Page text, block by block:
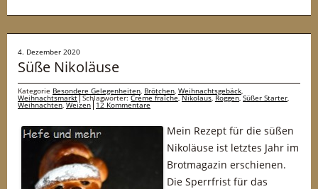
4. Dezember 2020
Süße Nikoläuse
Kategorie Besondere Gelegenheiten, Brötchen, Weihnachtsgebäck,
Weihnachtsmarkt Schlagwörter:Crème fraîche,Nikolaus,Roggen,Süßer Starter,
Weihnachten,Weizen 12 Kommentare
Mein Rezept für die süßen
Nikoläuse ist letztes Jahr im
Brotmagazin erschienen.
Die Sperrfrist für das